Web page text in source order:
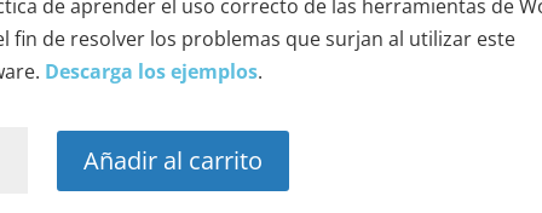
de aprender el uso correcto de las herramientas de
fin de resolver los problemas que surjan al utilizar este
Descarga los ejemplos.
Añadir al carrito